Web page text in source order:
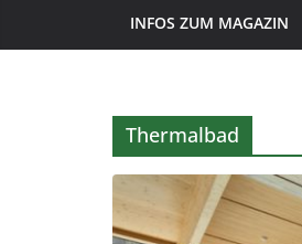
INFOS ZUM MAGAZIN
Thermalbad